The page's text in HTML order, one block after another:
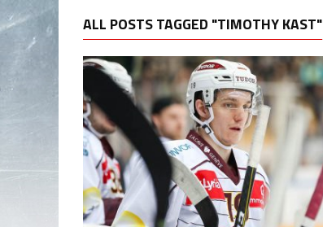
ALL POSTS TAGGED "TIMOTHY KAST"